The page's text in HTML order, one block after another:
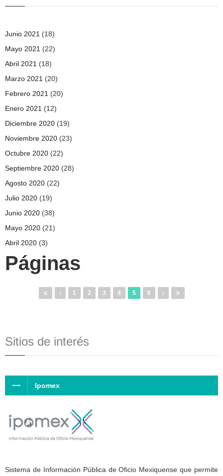
Junio 2021 (18)
Mayo 2021 (22)
Abril 2021 (18)
Marzo 2021 (20)
Febrero 2021 (20)
Enero 2021 (12)
Diciembre 2020 (19)
Noviembre 2020 (23)
Octubre 2020 (22)
Septiembre 2020 (28)
Agosto 2020 (22)
Julio 2020 (19)
Junio 2020 (38)
Mayo 2020 (21)
Abril 2020 (3)
Páginas
1 2 3 4 5 6
Sitios de interés
Ipomex
Sistema de Información Pública de Oficio Mexiquense que permite